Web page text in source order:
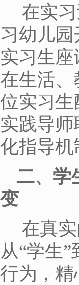
在实
习幼儿
实习生
在生活
位实习生
实践导
化指导机
二、学
变
在真
从“学生
行为，精